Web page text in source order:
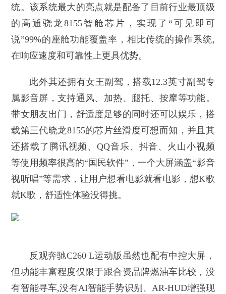
统。该系统最大的亮点就是配备了目前行业最顶级
的高通骁龙8155智舱芯片，实现了“可见即可
说”99%的座舱功能覆盖率，相比传统的操作系统,
在响应速度和可靠性上更具优势。
此外其还拥有女王副驾，搭载12.3英寸副驾专
属影音屏，支持通风、加热、腿托、按摩等功能。
带女朋友出门，舒适度足够的同时还可以娱乐，搭
载第三代晓龙8155的芯片丝滑度可想而知，并且其
还搭载了腾讯视频、QQ音乐、抖音、火山小视频
等使用频率很高的“国民软件”，一个大屏涵盖“影音
视听唱”等需求，让用户想看电影就看电影，想K歌
就K歌，舒适性体验没得挑。
反观奔驰C260 L运动版虽然也配有中控大屏，
但功能丰富程度仅限于跟合资品牌燃油车比较，没
有智能寻车,没有AI智能手势识别、AR-HUD增强现